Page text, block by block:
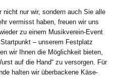
nicht nur wir, sondern auch Sie alle
vermisst haben, freuen wir uns
zu einem Musikverein-Event
– unserem Festplatz
wir Ihnen die Möglichkeit bieten,
auf die Hand“ zu versorgen. Für
halten wir überbackene Käse-